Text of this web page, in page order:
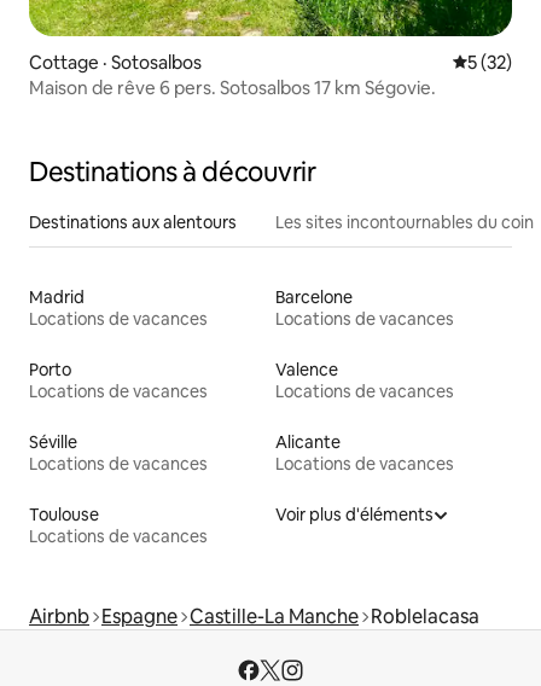
Cottage · Sotosalbos Note
5 (32)
Maison de rêve 6 pers. Sotosalbos 17 km Ségovie.
Destinations à découvrir
Destinations aux alentours Les sites incontournables du coin
Madrid
Locations de vacances
Barcelone
Locations de vacances
Porto
Locations de vacances
Valence
Locations de vacances
Séville
Locations de vacances
Alicante
Locations de vacances
Toulouse
Locations de vacances
Voir plus d'éléments
Airbnb Espagne Castille-La Manche Roblelacasa